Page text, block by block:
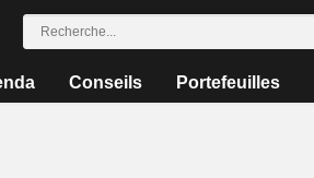
Conseils Portefeuilles